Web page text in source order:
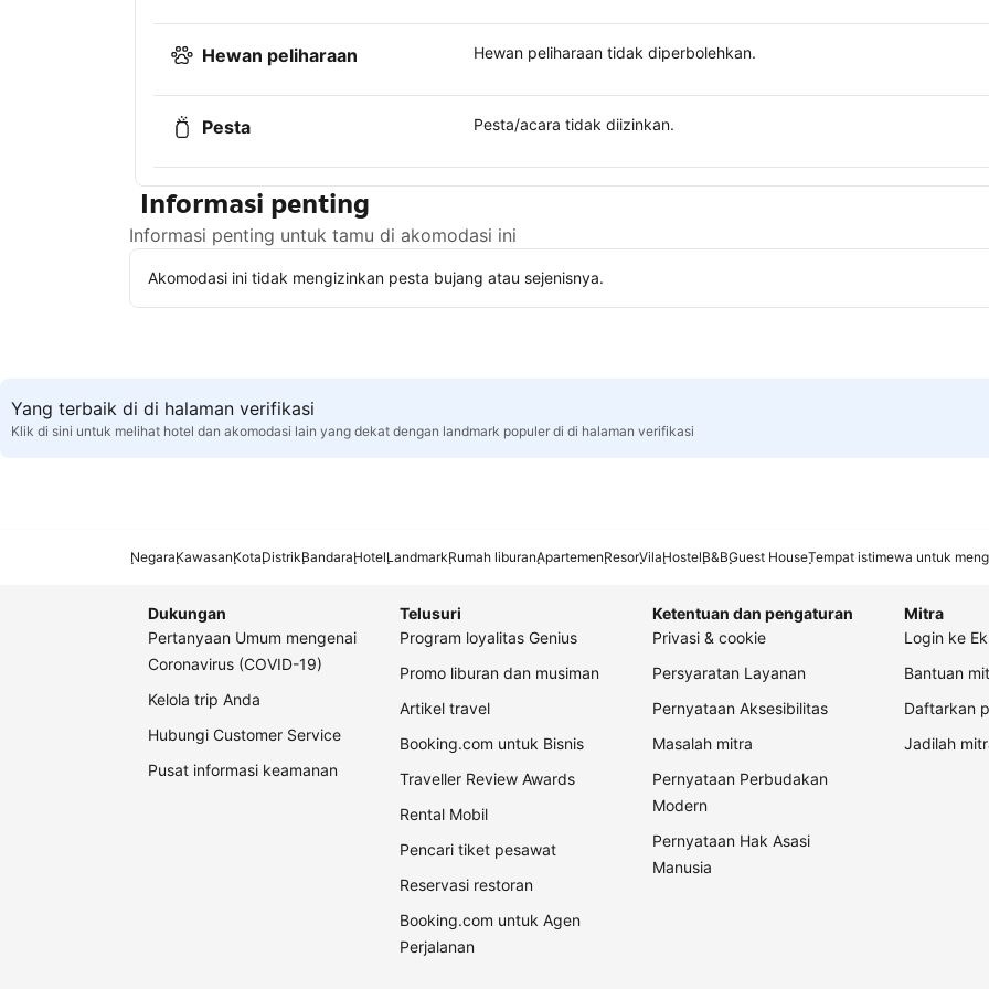
Hewan peliharaan Hewan peliharaan tidak diperbolehkan.
Pesta Pesta/acara tidak diizinkan.
Informasi penting
Informasi penting untuk tamu di akomodasi ini
Akomodasi ini tidak mengizinkan pesta bujang atau sejenisnya.
Yang terbaik di di halaman verifikasi
Klik di sini untuk melihat hotel dan akomodasi lain yang dekat dengan landmark populer di di halaman verifikasi
NegaraKawasanKotaDistrikBandaraHotelLandmarkRumah liburanApartemenResorVilaHostelB&BGuest HouseTempat istimewa untuk
Dukungan
Pertanyaan Umum mengenai
Coronavirus (COVID-19)
Kelola trip Anda
Hubungi Customer Service
Pusat informasi keamanan
Telusuri
Program loyalitas Genius
Promo liburan dan musiman
Artikel travel
Booking.com untuk Bisnis
Traveller Review Awards
Rental Mobil
Pencari tiket pesawat
Reservasi restoran
Booking.com untuk Agen
Perjalanan
Ketentuan dan pengaturan
Privasi & cookie
Persyaratan Layanan
Pernyataan Aksesibilitas
Masalah mitra
Pernyataan Perbudakan
Modern
Pernyataan Hak Asasi
Manusia
Mitra
Login ke
Bantuan
Daftarkan
Jadilah